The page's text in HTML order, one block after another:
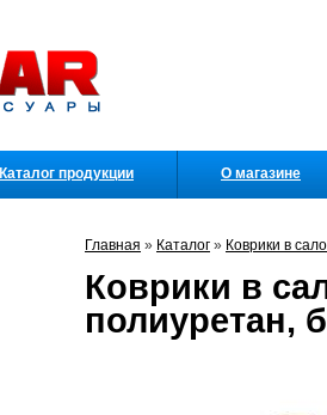
Главная » Каталог » Коврики в
Коврики в
полиуретан,
Каталог продукции О магазине